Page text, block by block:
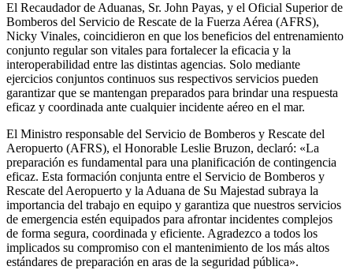
El Recaudador de Aduanas, Sr. John Payas, y el Oficial Superior de
Bomberos del Servicio de Rescate de la Fuerza Aérea (AFRS),
Nicky Vinales, coincidieron en que los beneficios del entrenamiento
conjunto regular son vitales para fortalecer la eficacia y la
interoperabilidad entre las distintas agencias. Solo mediante
ejercicios conjuntos continuos sus respectivos servicios pueden
garantizar que se mantengan preparados para brindar una respuesta
eficaz y coordinada ante cualquier incidente aéreo en el mar.
El Ministro responsable del Servicio de Bomberos y Rescate del
Aeropuerto (AFRS), el Honorable Leslie Bruzon, declaró: «La
preparación es fundamental para una planificación de contingencia
eficaz. Esta formación conjunta entre el Servicio de Bomberos y
Rescate del Aeropuerto y la Aduana de Su Majestad subraya la
importancia del trabajo en equipo y garantiza que nuestros servicios
de emergencia estén equipados para afrontar incidentes complejos
de forma segura, coordinada y eficiente. Agradezco a todos los
implicados su compromiso con el mantenimiento de los más altos
estándares de preparación en aras de la seguridad pública».